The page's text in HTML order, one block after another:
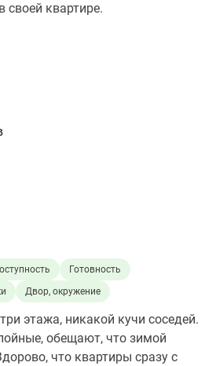
своей квартире.
Готовность
Двор, окружение
этажа, никакой кучи соседей.
обещают, что зимой
что квартиры сразу с